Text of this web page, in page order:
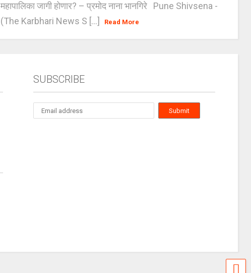
महापालिका जागी होणार? – प्रमोद नाना भानगिरे Pune Shivsena -
(The Karbhari News S [...]
Read More
SUBSCRIBE